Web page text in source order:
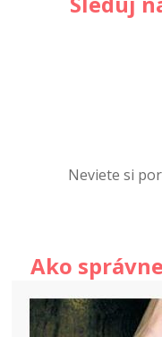
Neviete si
Ako